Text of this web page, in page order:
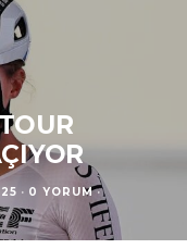
· 0 YORUM ·